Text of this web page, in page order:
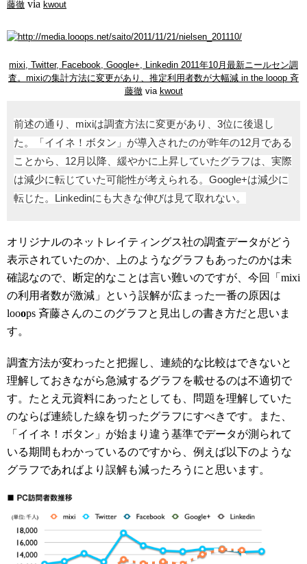
藤徹 via kwout
mixi, Twitter, Facebook, Google+, Linkedin 2011年10月最新ニールセン調
査。mixiの集計方法に変更があり、推定利用者数が大幅減 in the looop 斉
藤徹 via kwout
前述の通り、mixiは調査方法に変更があり、3位に後退し
た。「イイネ！ボタン」が導入されたのが昨年の12月である
ことから、12月以降、緩やかに上昇していたグラフは、実際
は減少に転じていた可能性が考えられる。Google+は減少に
転じた。Linkedinにも大きな伸びは見て取れない。
オリジナルのネットレイティングス社の調査データがどう
表示されていたのか、上のようなグラフもあったのかは未
確認なので、断定的なことは言い難いのですが、今回「mixi
の利用者数が激減」という誤解が広まった一番の原因は
looops 斉藤さんのこのグラフと見出しの書き方だと思いま
す。
調査方法が変わったと把握し、連続的な比較はできないと
理解しておきながら急減するグラフを載せるのは不適切で
す。たとえ元資料にあったとしても、問題を理解していた
のならば連続した線を切ったグラフにすべきです。また、
「イイネ！ボタン」が始まり違う基準でデータが測られて
いる期間もわかっているのですから、例えば以下のような
グラフであればより誤解も減ったろうにと思います。